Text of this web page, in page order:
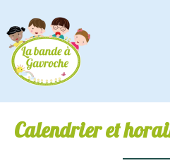
contenu
Calendrier et